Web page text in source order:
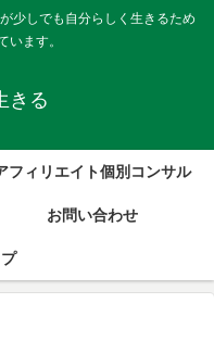
少しでも自分らしく生きるため
います。
きる
フィリエイト個別コンサル
お問い合わせ